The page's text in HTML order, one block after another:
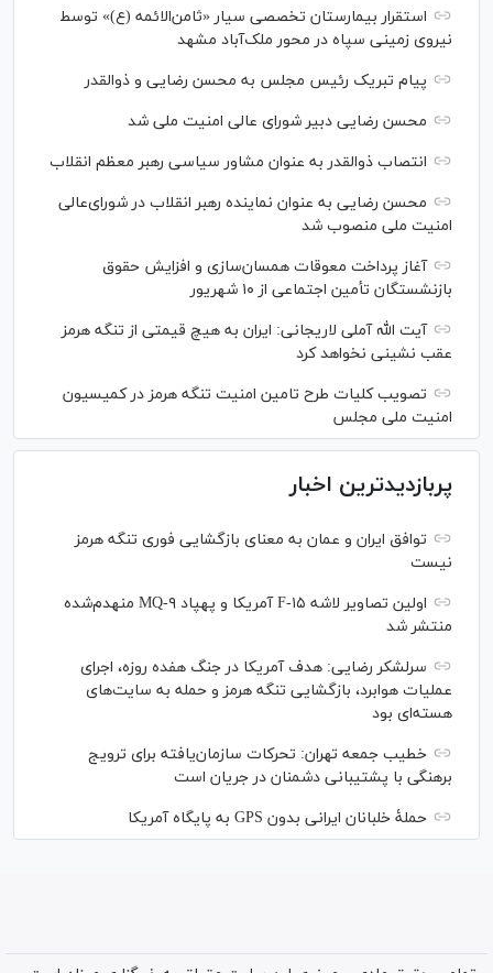
استقرار بیمارستان تخصصی سیار «ثامن‌الائمه (ع)» توسط
نیروی زمینی سپاه در محور ملک‌آباد مشهد
پیام تبریک رئیس مجلس به محسن رضایی و ذوالقدر
محسن رضایی دبیر شورای عالی امنیت ملی شد
انتصاب ذوالقدر به عنوان مشاور سیاسی رهبر معظم انقلاب
محسن رضایی به عنوان نماینده رهبر انقلاب در شورای‌عالی
امنیت ملی منصوب شد
آغاز پرداخت معوقات همسان‌سازی و افزایش حقوق
بازنشستگان تأمین اجتماعی از ۱۰ شهریور
آیت الله آملی لاریجانی: ایران به هیچ قیمتی از تنگه هرمز
عقب نشینی نخواهد کرد
تصویب کلیات طرح تامین امنیت تنگه هرمز در کمیسیون
امنیت ملی مجلس
پربازدیدترین اخبار
توافق ایران و عمان به معنای بازگشایی فوری تنگه هرمز
نیست
اولین تصاویر لاشه F-۱۵ آمریکا و پهپاد MQ-۹ منهدم‌شده
منتشر شد
سرلشکر رضایی: هدف آمریکا در جنگ هفده روزه، اجرای
عملیات هوابرد، بازگشایی تنگه هرمز و حمله به سایت‌های
هسته‌ای بود
خطیب جمعه تهران: تحرکات سازمان‌یافته برای ترویج
برهنگی با پشتیبانی دشمنان در جریان است
حملۀ خلبانان ایرانی بدون GPS به پایگاه آمریکا